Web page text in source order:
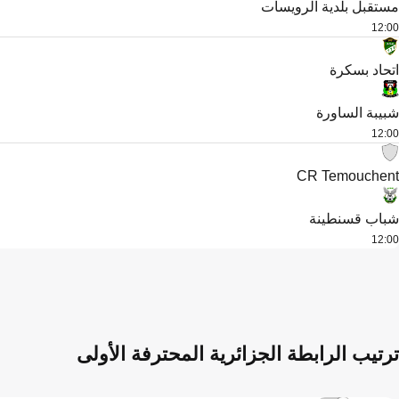
مستقبل بلدية الرويسات
12:00
اتحاد بسكرة
شبيبة الساورة
12:00
CR Temouchent
شباب قسنطينة
12:00
ترتيب الرابطة الجزائرية المحترفة الأولى